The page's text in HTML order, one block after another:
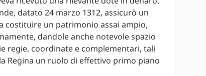
datato 24 marzo 1312, assicurò un
costituire un patrimonio assai ampio,
dandole anche notevole spazio
regie, coordinate e complementari, tali
Regina un ruolo di effettivo primo piano